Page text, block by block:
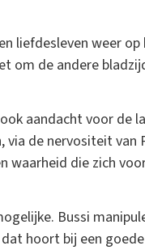
liefdesleven weer
om de andere
aandacht voor de
via de nervositeit van
waarheid die zich
Bussi
hoort bij een